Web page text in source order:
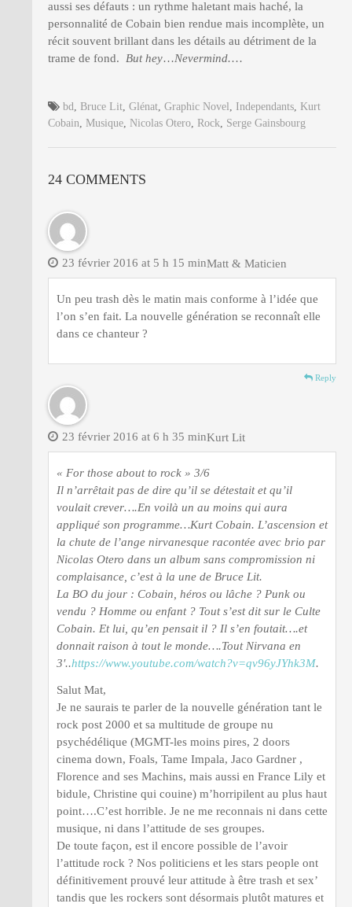
aussi ses défauts : un rythme haletant mais haché, la
personnalité de Cobain bien rendue mais incomplète, un
récit souvent brillant dans les détails au détriment de la
trame de fond.
But hey…Nevermind.…
bd Bruce Lit Glénat Graphic Novel Independants Kurt
Cobain
Musique Nicolas Otero Rock Serge Gainsbourg
24 COMMENTS
Matt & Maticien
23 février 2016 at 5 h 15 min
Un peu trash dès le matin mais conforme à l’idée que
l’on s’en fait. La nouvelle génération se reconnaît elle
dans ce chanteur ?
Reply
Kurt Lit
23 février 2016 at 6 h 35 min
« For those about to rock » 3/6
Il n’arrêtait pas de dire qu’il se détestait et qu’il
voulait crever….En voilà un au moins qui aura
appliqué son programme…Kurt Cobain. L’ascension et
la chute de l’ange nirvanesque racontée avec brio par
Nicolas Otero dans un album sans compromission ni
complaisance, c’est à la une de Bruce Lit.
La BO du jour : Cobain, héros ou lâche ? Punk ou
vendu ? Homme ou enfant ? Tout s’est dit sur le Culte
Cobain. Et lui, qu’en pensait il ? Il s’en foutait….et
donnait raison à tout le monde….Tout Nirvana en
3′..https://www.youtube.com/watch?v=qv96yJYhk3M.
Salut Mat,
Je ne saurais te parler de la nouvelle génération tant le
rock post 2000 et sa multitude de groupe nu
psychédélique (MGMT-les moins pires, 2 doors
cinema down, Foals, Tame Impala, Jaco Gardner ,
Florence and ses Machins, mais aussi en France Lily et
bidule, Christine qui couine) m’horripilent au plus haut
point….C’est horrible. Je ne me reconnais ni dans cette
musique, ni dans l’attitude de ses groupes.
De toute façon, est il encore possible de l’avoir
l’attitude rock ? Nos politiciens et les stars people ont
définitivement prouvé leur attitude à être trash et sex’
tandis que les rockers sont désormais plutôt matures et